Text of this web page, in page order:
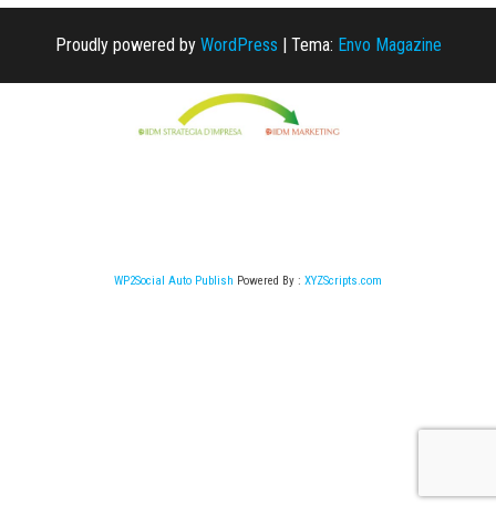
Proudly powered by WordPress Tema: Envo Magazine
WP2Social Auto Publish Powered By : XYZScripts.com